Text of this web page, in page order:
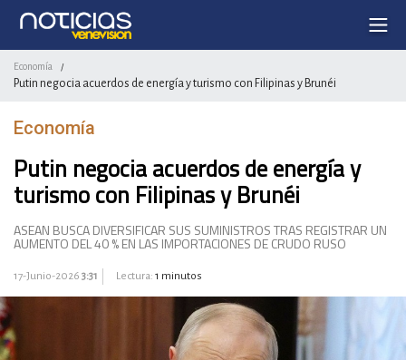
Economía /
Putin negocia acuerdos de energía y turismo con Filipinas y Brunéi
Economía
Putin negocia acuerdos de energía y
turismo con Filipinas y Brunéi
ASEAN BUSCA DIVERSIFICAR SUS SUMINISTROS TRAS REGISTRAR UN
AUMENTO DEL 40 % EN LAS IMPORTACIONES DE CRUDO RUSO
17-Junio-2026 3:31 Lectura: 1 minutos